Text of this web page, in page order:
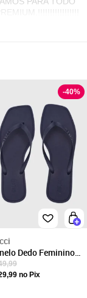
-40%
Dedo Feminino
Ponta Quadrada
Marinho
no Pix